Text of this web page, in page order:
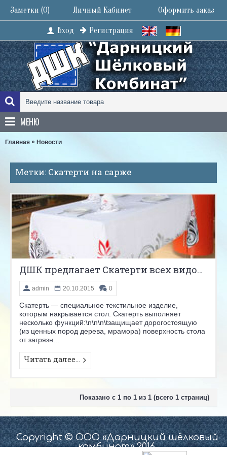
Заметки (0) Личный Кабинет Оформить заказ
Вход Регистрация
МЕНЮ
Главная » Новости
Метки: Скатерти на сарже
ДШК предлагает Скатерти всех видов и размеров.
admin 20.10.2015 0
Скатерть — специальное текстильное изделие,
которым накрывается стол. Скатерть выполняет
несколько функций:\n\n\n\tзащищает дорогостоящую
(из ценных пород дерева, мрамора) поверхность стола
от загрязн...
Читать далее...
Показано с 1 по 1 из 1 (всего 1 страниц)
Copyright © ООО «Дарницкий шёлковый
комбинат» 2016.